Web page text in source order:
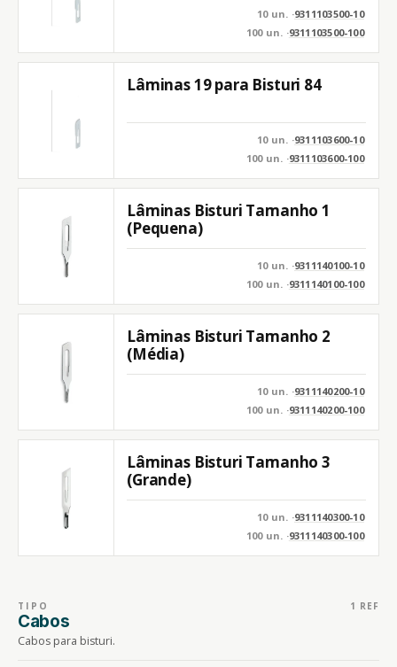
10 un. ·9311103500-10
100 un. ·9311103500-100
Lâminas 19 para Bisturi 84
10 un. ·9311103600-10
100 un. ·9311103600-100
Lâminas Bisturi Tamanho 1
(Pequena)
10 un. ·9311140100-10
100 un. ·9311140100-100
Lâminas Bisturi Tamanho 2
(Média)
10 un. ·9311140200-10
100 un. ·9311140200-100
Lâminas Bisturi Tamanho 3
(Grande)
10 un. ·9311140300-10
100 un. ·9311140300-100
TIPO
Cabos
Cabos para bisturi.
1 REF